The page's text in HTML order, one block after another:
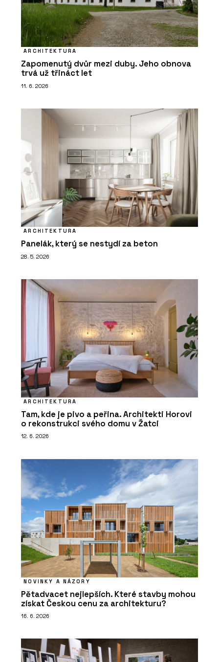
ARCHITEKTURA
Zapomenutý dvůr mezi duby. Jeho obnova
trvá už třináct let
11. 6. 2026
ARCHITEKTURA
Panelák, který se nestydí za beton
28. 5. 2026
ARCHITEKTURA
Tam, kde je pivo a peřina. Architekti Horovi
o rekonstrukci svého domu v Žatci
12. 6. 2026
NOVINKY A NÁZORY
Pětadvacet nejlepších. Které stavby mohou
získat Českou cenu za architekturu?
16. 6. 2026